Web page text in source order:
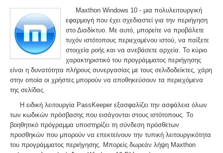
Maxthon Windows 10 - μια πολυλειτουργική
εφαρμογή που έχει σχεδιαστεί για την περιήγηση
στο Διαδίκτυο. Με αυτό, μπορείτε να προβάλετε
τυχόν ιστότοπους περιεχομένου ιστού, να παίξετε
στοιχεία ροής και να ανεβάσετε αρχεία. Το κύριο
χαρακτηριστικό του προγράμματος περιήγησης
είναι η δυνατότητα πλήρους συνεργασίας με τους σελιδοδείκτες, χάρη
στην οποία οι χρήστες μπορούν να αποθηκεύσουν τα περιεχόμενα
της σελίδας.
Η ειδική λειτουργία PassKeeper εξασφαλίζει την ασφάλεια όλων
των κωδικών πρόσβασης που εισάγονται στους ιστότοπους. Το
βοηθητικό πρόγραμμα υποστηρίζει τη σύνδεση πρόσθετων
προσθηκών που μπορούν να επεκτείνουν την τυπική λειτουργικότητα
του προγράμματος περιήγησης. Μπορείς δωρεάν λήψη Maxthon